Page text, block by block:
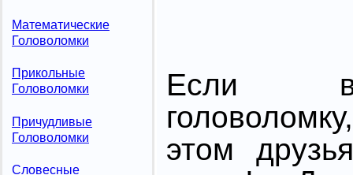
Математические
Головоломки
Прикольные
Головоломки
Причудливые
Головоломки
Словесные
Если
этом